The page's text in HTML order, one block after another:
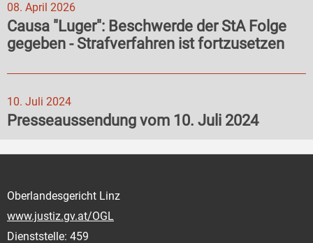
08. April 2026
Causa "Luger": Beschwerde der StA Folge
gegeben - Strafverfahren ist fortzusetzen
10. Juli 2024
Presseaussendung vom 10. Juli 2024
Oberlandesgericht Linz
www.justiz.gv.at/OGL
Dienststelle: 459